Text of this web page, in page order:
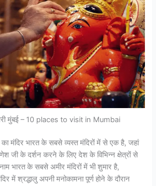
मुंबई – 10 places to visit in Mumbai
मंदिर भारत के सबसे व्यस्त मंदिरों में से एक है, जहां
जी के दर्शन करने के लिए देश के विभिन्न क्षेत्रों से
भारत के सबसे अमीर मंदिरों में भी शुमार है,
में श्रद्धालु अपनी मनोकामना पूर्ण होने के दौरान